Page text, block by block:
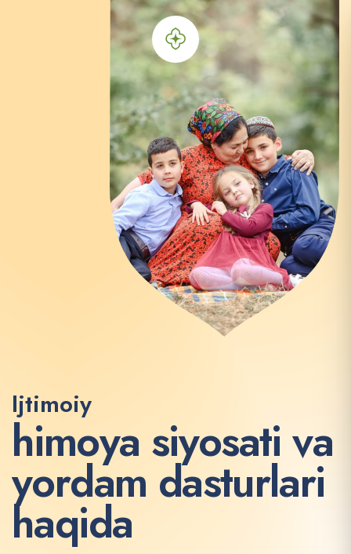
Ijtimoiy
himoya siyosati va
yordam dasturlari
haqida